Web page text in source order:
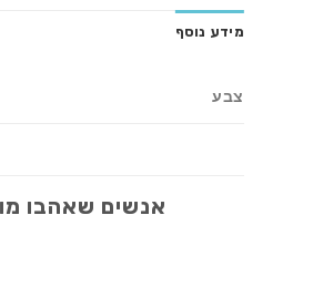
מידע נוסף
צבע
אנשים שאהבו